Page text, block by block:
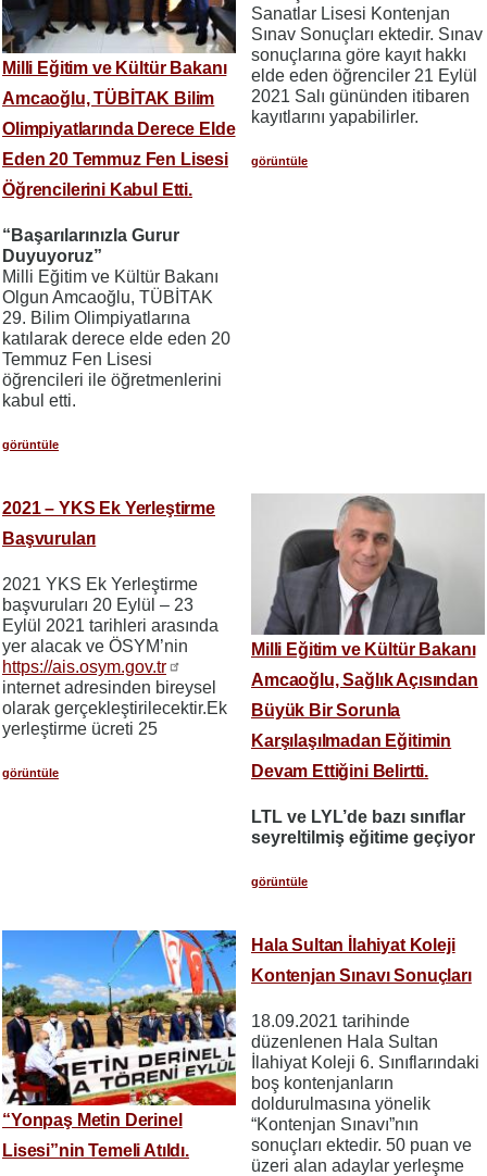
Milli Eğitim ve Kültür Bakanı
Amcaoğlu, TÜBİTAK Bilim
Olimpiyatlarında Derece Elde
Eden 20 Temmuz Fen Lisesi
Öğrencilerini Kabul Etti.
“Başarılarınızla Gurur
Duyuyoruz”
Milli Eğitim ve Kültür Bakanı
Olgun Amcaoğlu, TÜBİTAK
29. Bilim Olimpiyatlarına
katılarak derece elde eden 20
Temmuz Fen Lisesi
öğrencileri ile öğretmenlerini
kabul etti.
görüntüle
Sanatlar Lisesi Kontenjan
Sınav Sonuçları ektedir. Sınav
sonuçlarına göre kayıt hakkı
elde eden öğrenciler 21 Eylül
2021 Salı gününden itibaren
kayıtlarını yapabilirler.
görüntüle
2021 – YKS Ek Yerleştirme
Başvuruları
2021 YKS Ek Yerleştirme
başvuruları 20 Eylül – 23
Eylül 2021 tarihleri arasında
yer alacak ve ÖSYM’nin
https://ais.osym.gov.tr
internet adresinden bireysel
olarak gerçekleştirilecektir.Ek
yerleştirme ücreti 25
görüntüle
Milli Eğitim ve Kültür Bakanı
Amcaoğlu, Sağlık Açısından
Büyük Bir Sorunla
Karşılaşılmadan Eğitimin
Devam Ettiğini Belirtti.
LTL ve LYL’de bazı sınıflar
seyreltilmiş eğitime geçiyor
görüntüle
“Yonpaş Metin Derinel
Lisesi”nin Temeli Atıldı.
Hala Sultan İlahiyat Koleji
Kontenjan Sınavı Sonuçları
18.09.2021 tarihinde
düzenlenen Hala Sultan
İlahiyat Koleji 6. Sınıflarındaki
boş kontenjanların
doldurulmasına yönelik
“Kontenjan Sınavı”nın
sonuçları ektedir. 50 puan ve
üzeri alan adaylar yerleşme